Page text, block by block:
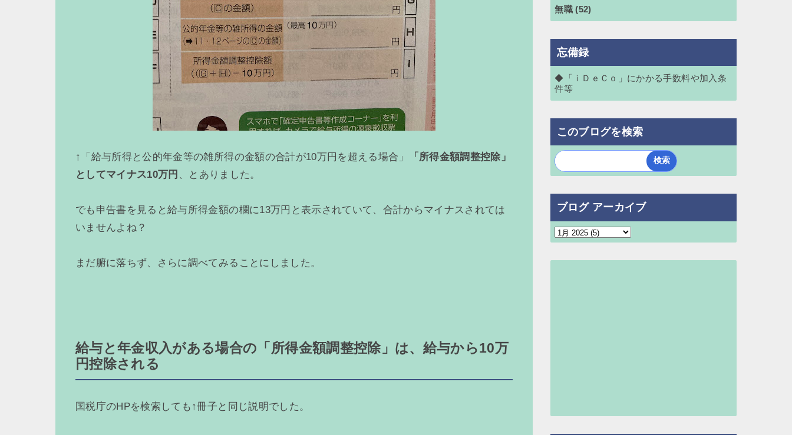
↑「給与所得と公的年金等の雑所得の金額の合計が10万円を超える場合」
「所得金額調整控除」
としてマイナス10万円 、とありました。
でも申告書を見ると給与所得金額の欄に13万円と表示されていて、合計からマイナスされては
いませんよね？
まだ腑に落ちず、さらに調べてみることにしました。
給与と年金収入がある場合の「所得金額調整控除」は、給与から10万
円控除される
国税庁のHPを検索しても↑冊子と同じ説明でした。
無職 (52)
忘備録
◆「ｉＤｅＣｏ」にかかる手数料や加入条
件等
このブログを検索
ブログ アーカイブ